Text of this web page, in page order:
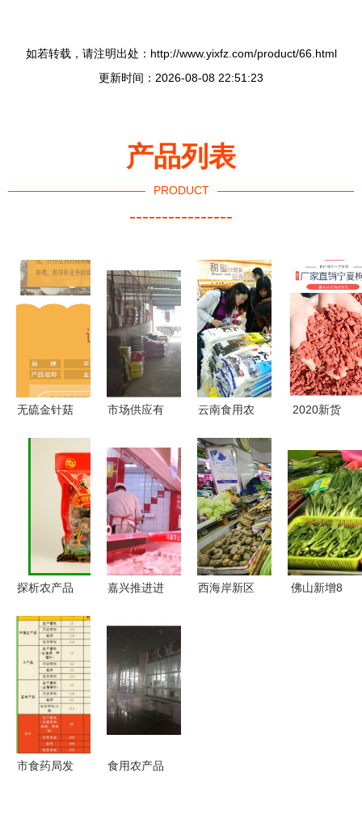
如若转载，请注明出处：http://www.yixfz.com/product/66.html
更新时间：2026-08-08 22:51:23
产品列表
PRODUCT
----------------
无硫金针菇
食材与工厂
提炼的批发
市场供应有
商务在行动
聚焦食用农
产品批发环
节
云南食用农
场观察 从
田间到餐桌
的安全与流
通
2020新货
宁甲乙特优
级枸杞40斤
散装枸杞整
箱批发 品
质与商机的
完美结合
探析农产品
品批发的发
展路径与经
济影响
嘉兴推进进
让“浙冷
链”成为守
护舌尖安全
的长效防线
西海岸新区
佛山新增8
市食药局发
食用农产品